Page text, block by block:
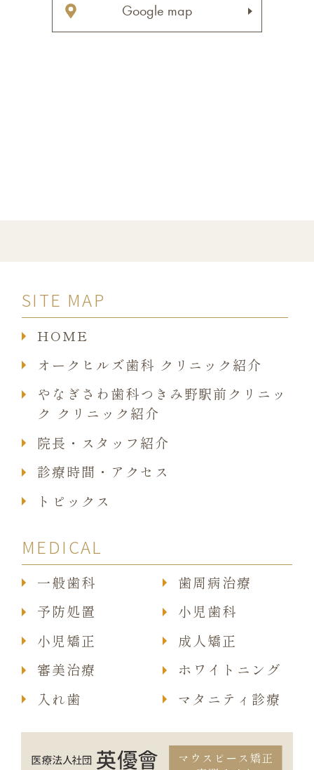
Google map
SITE MAP
HOME
オークヒルズ歯科 クリニック紹介
やなぎさわ歯科つきみ野駅前クリニッ
ク クリニック紹介
院長・スタッフ紹介
診療時間・アクセス
トピックス
MEDICAL
一般歯科
成人矯正
歯周病治療
審美治療
予防処置
ホワイトニング
小児歯科
入れ歯
小児矯正
マタニティ診療